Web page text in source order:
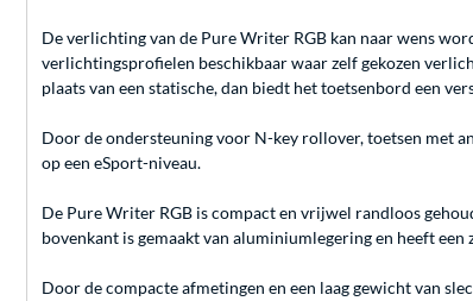
De verlichting van de Pure Writer RGB kan naar wens
verlichtingsprofielen beschikbaar waar zelf gekozen
plaats van een statische, dan biedt het toetsenbord een
Door de ondersteuning voor N-key rollover, toetsen met
op een eSport-niveau.
De Pure Writer RGB is compact en vrijwel randloos
bovenkant is gemaakt van aluminiumlegering en heeft
Door de compacte afmetingen en een laag gewicht van